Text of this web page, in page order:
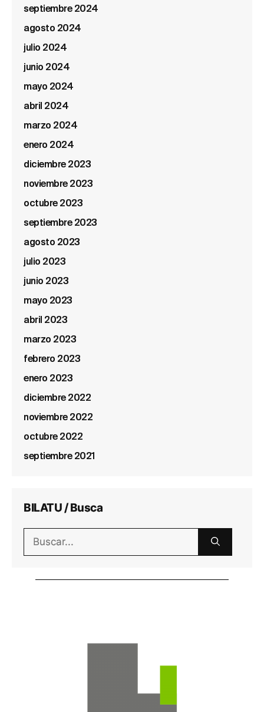
septiembre 2024
agosto 2024
julio 2024
junio 2024
mayo 2024
abril 2024
marzo 2024
enero 2024
diciembre 2023
noviembre 2023
octubre 2023
septiembre 2023
agosto 2023
julio 2023
junio 2023
mayo 2023
abril 2023
marzo 2023
febrero 2023
enero 2023
diciembre 2022
noviembre 2022
octubre 2022
septiembre 2021
BILATU / Busca